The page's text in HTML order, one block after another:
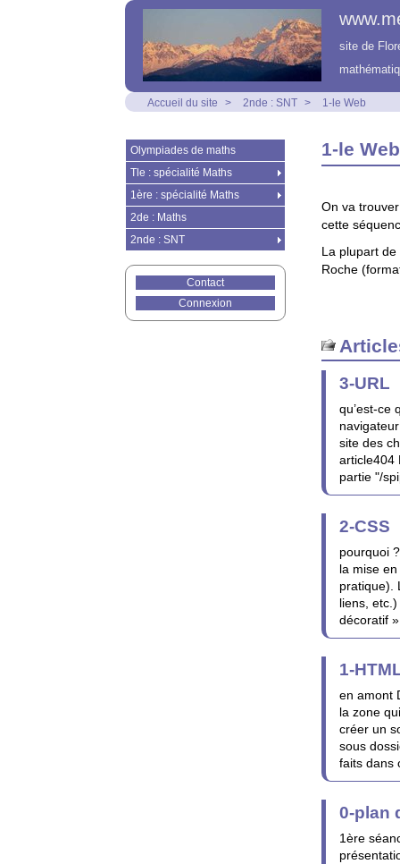
site de
Accueil du site > 2nde : SNT > 1-le Web
1-le Web
On va
cette
La plupart de
Roche
3-URL
qu’est-ce
site des
article404
partie "/
2-CSS
pourquoi
la mise en
pratique).
liens,
décoratif
1-
en amont
la zone
créer un
sous
faits dans
0-plan
1ère
Olympiades de maths
Tle : spécialité Maths
1ère : spécialité Maths
2de : Maths
2nde : SNT
Contact
Connexion